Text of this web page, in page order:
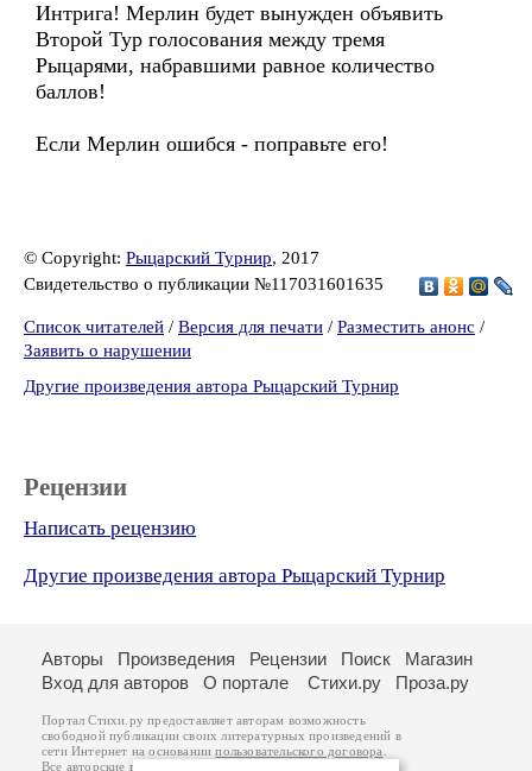
Интрига! Мерлин будет вынужден объявить
Второй Тур голосования между тремя
Рыцарями, набравшими равное количество
баллов!
Если Мерлин ошибся - поправьте его!
© Copyright: Рыцарский Турнир, 2017
Свидетельство о публикации №117031601635
Список читателей / Версия для печати / Разместить анонс /
Заявить о нарушении
Другие произведения автора Рыцарский Турнир
Рецензии
Написать рецензию
Другие произведения автора Рыцарский Турнир
Авторы Произведения Рецензии Поиск
Магазин
Вход для авторов
О портале Стихи.ру Проза.ру
Портал Стихи.ру предоставляет авторам возможность
свободной публикации своих литературных произведений в
сети Интернет на основаниипользовательского договора
Все авторские права на произведения принадлежат авторам